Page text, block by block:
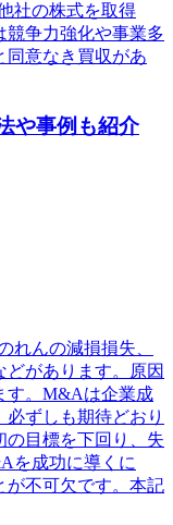
社の株式を取得
競争力強化や事業多
同意なき買収があ
や事例も紹介
れんの減損損失、
があります。原因
す。M&Aは企業成
ずしも期待どおり
の目標を下回り、失
を成功に導くに
が不可欠です。本記